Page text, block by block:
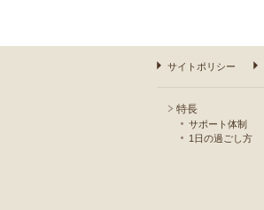
サイトポリシー
特長
サポート体制
1日の過ごし方